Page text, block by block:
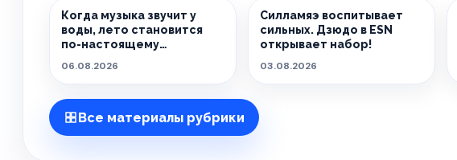
Когда музыка звучит у
воды, лето становится
по-настоящему
06.08.2026
Силламяэ воспитывает
сильных. Дзюдо в ESN
открывает набор!
03.08.2026
Все материалы рубрики